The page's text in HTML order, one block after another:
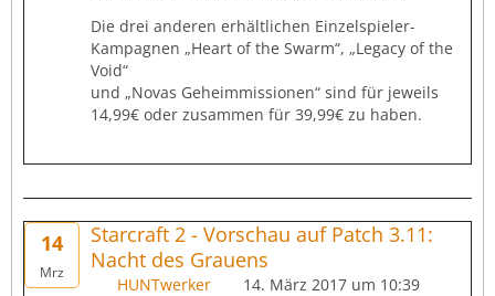
Die drei anderen erhältlichen Einzelspieler-
Kampagnen „Heart of the Swarm“, „Legacy of the
Void“
und „Novas Geheimmissionen“ sind für jeweils
14,99€ oder zusammen für 39,99€ zu haben.
14
Mrz
Starcraft 2 - Vorschau auf Patch 3.11:
Nacht des Grauens
HUNTwerker
14. März 2017 um 10:39